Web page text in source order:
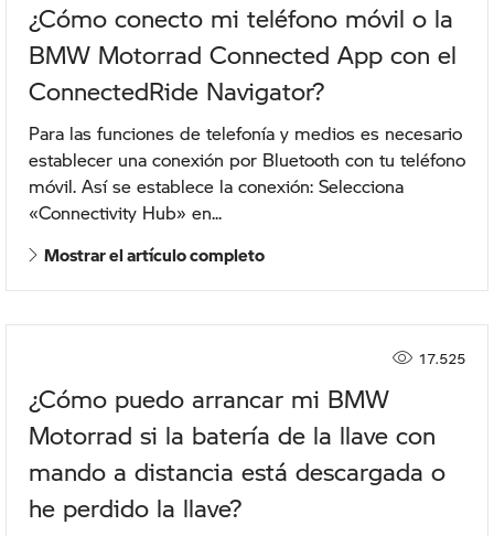
¿Cómo conecto mi teléfono móvil o la
BMW Motorrad Connected App con el
ConnectedRide Navigator?
Para las funciones de telefonía y medios es necesario
establecer una conexión por Bluetooth con tu teléfono
móvil. Así se establece la conexión: Selecciona
«Connectivity Hub» en...
Mostrar el artículo completo
17.525
¿Cómo puedo arrancar mi BMW
Motorrad si la batería de la llave con
mando a distancia está descargada o
he perdido la llave?